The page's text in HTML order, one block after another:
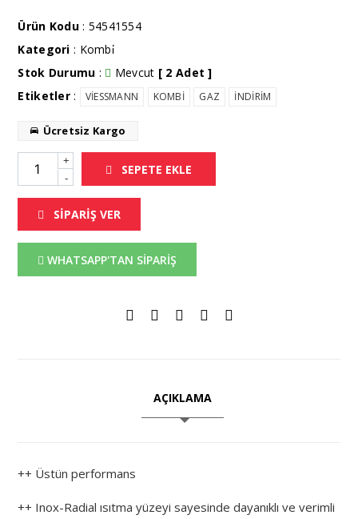
Ürün Kodu: 54541554
Kategori : Kombi̇
Stok Durumu : Mevcut [ 2 Adet ]
Etiketler: VİESSMANN KOMBİ GAZ İNDİRİM
Ücretsiz Kargo
+
-
SEPETE EKLE
SİPARİŞ VER
WHATSAPP'TAN SİPARİŞ
AÇIKLAMA
++ Üstün performans
++ Inox-Radial ısıtma yüzeyi sayesinde dayanıklı ve verimli